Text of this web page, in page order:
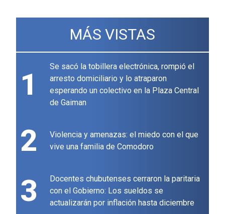
MÁS VISTAS
1
Se sacó la tobillera electrónica, rompió el
arresto domiciliario y lo atraparon
esperando un colectivo en la Plaza Central
de Gaiman
2
Violencia y amenazas: el miedo con el que
vive una familia de Comodoro
3
Docentes chubutenses cerraron la paritaria
con el Gobierno: Los sueldos se
actualizarán por inflación hasta diciembre